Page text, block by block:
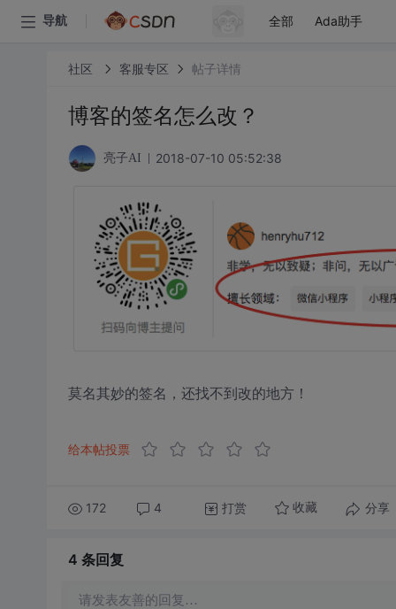
导航 全部 Ada助手
社区 客服专区 帖子详情
博客的签名怎么改？
亮子AI 2018-07-10 05:52:38
莫名其妙的签名，还找不到改的地方！
给本帖投票
172 4 打赏 收藏 分享
4 条回复
请发表友善的回复…